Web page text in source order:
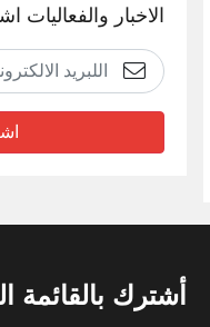
الاخبار والفعاليات
أشترك بالقائمة